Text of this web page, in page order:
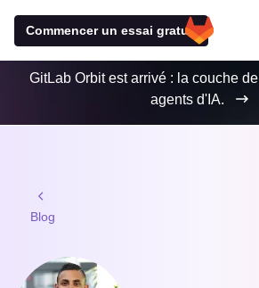
Commencer un essai gratuit
GitLab Orbit est arrivé : la couche
agents d'IA.
Blog